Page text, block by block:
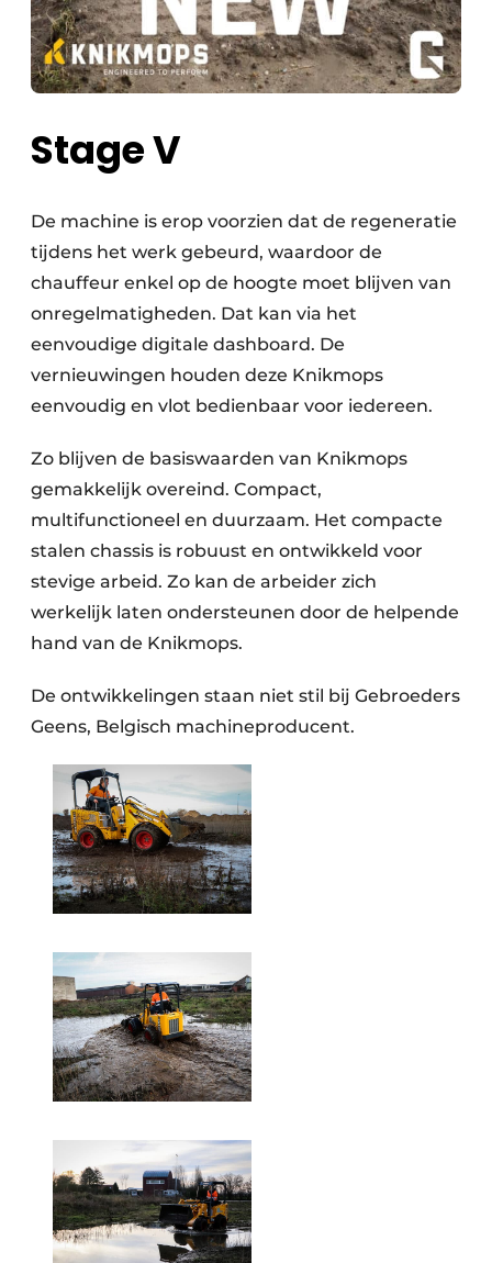
Stage V
De machine is erop voorzien dat de regeneratie
tijdens het werk gebeurd, waardoor de
chauffeur enkel op de hoogte moet blijven van
onregelmatigheden. Dat kan via het
eenvoudige digitale dashboard. De
vernieuwingen houden deze Knikmops
eenvoudig en vlot bedienbaar voor iedereen.
Zo blijven de basiswaarden van Knikmops
gemakkelijk overeind. Compact,
multifunctioneel en duurzaam. Het compacte
stalen chassis is robuust en ontwikkeld voor
stevige arbeid. Zo kan de arbeider zich
werkelijk laten ondersteunen door de helpende
hand van de Knikmops.
De ontwikkelingen staan niet stil bij Gebroeders
Geens, Belgisch machineproducent.